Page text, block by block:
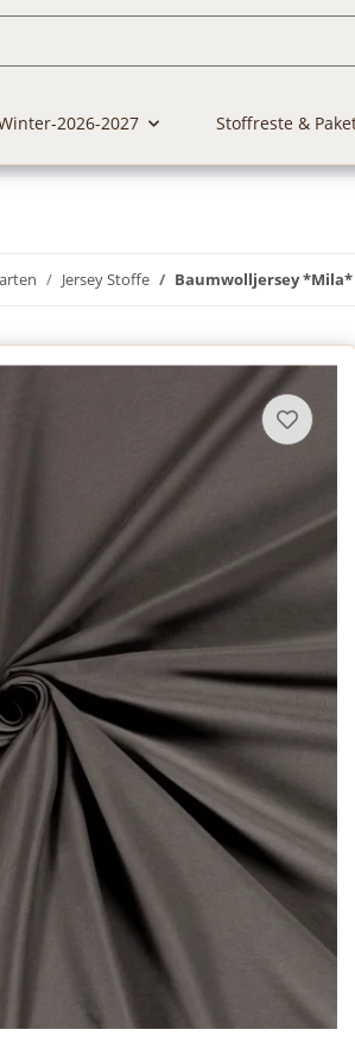
2026-2027 Stoffreste &
Jersey Stoffe Baumwolljersey *Mila*